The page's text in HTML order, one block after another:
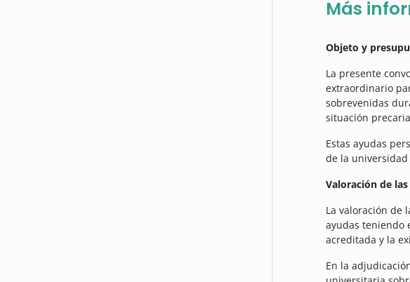
Más
Objeto y
La presente
extraordinario
sobrevenidas
situación
Estas ayudas
de la
Valoración de
La valoración de
ayudas teniendo
acreditada y la
En la